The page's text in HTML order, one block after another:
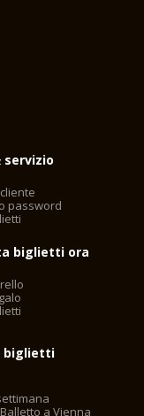
servizio
password
biglietti ora
biglietti
a Vienna